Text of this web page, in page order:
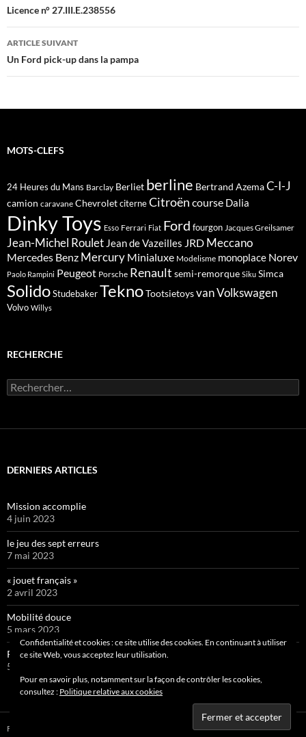
des
articles
Licence n° 27.III.E.238556
ARTICLE SUIVANT
Un Ford pick-up dans la pampa
MOTS-CLEFS
24 Heures du Mans Barclay Berliet berline Bertrand AzemaC-I-J
camion caravane ChevroletciterneCitroën course Dalia
Dinky Toys Esso Ferrari Fiat Ford fourgon Jacques Greilsamer
Jean-Michel Roulet Jean de Vazeilles JRD Meccano
Mercedes Benz Mercury Minialuxe Modelisme monoplace Norev
Paolo Rampini Peugeot Porsche Renault semi-remorque Siku Simca
SolidoStudebakerTeknoTootsietoysvanVolkswagen
Volvo Willys
RECHERCHE
Rechercher :
DERNIERS ARTICLES
Mission accomplie
4 juin 2023
le jeu des sept erreurs
7 mai 2023
« jouet français »
2 avril 2023
Mobilité douce
5 mars 2023
Pipelette 9
5 février 2023
Fièrement propulsé par WordPress
Confidentialité et cookies : ce site utilise des cookies. En continuant à utiliser
ce site Web, vous acceptez leur utilisation.
Pour en savoir plus, notamment sur la façon de contrôler les cookies,
consultez : Politique relative aux cookies